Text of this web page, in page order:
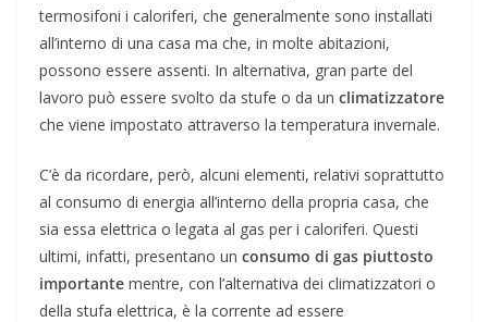
termosifoni i caloriferi, che generalmente sono installati
all’interno di una casa ma che, in molte abitazioni,
possono essere assenti. In alternativa, gran parte del
lavoro può essere svolto da stufe o da un climatizzatore
che viene impostato attraverso la temperatura invernale.
C’è da ricordare, però, alcuni elementi, relativi soprattutto
al consumo di energia all’interno della propria casa, che
sia essa elettrica o legata al gas per i caloriferi. Questi
ultimi, infatti, presentano un consumo di gas piuttosto
importante mentre, con l’alternativa dei climatizzatori o
della stufa elettrica, è la corrente ad essere